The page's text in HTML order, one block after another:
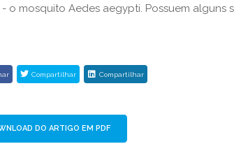
o mosquito Aedes aegypti. Possuem alguns
Compartilhar Compartilhar
DO ARTIGO EM PDF